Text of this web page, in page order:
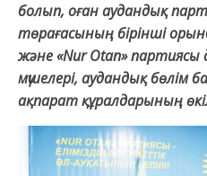
болып, оған аудандық
төрағасының бірінші
және «Nur Otan»
мүшелері, аудандық бөлім
ақпарат құралдарының